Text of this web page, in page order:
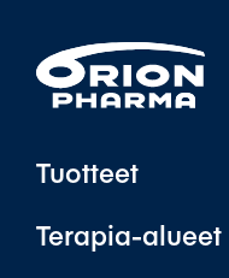
Tuotteet
Terapia-alueet